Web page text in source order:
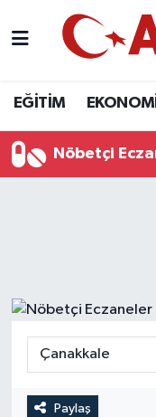
EĞİTİM EKONOMİ
Nöbetçi
Paylaş